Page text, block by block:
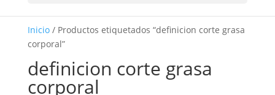
Inicio/ Productos etiquetados “definicion corte grasa
corporal”
definicion corte grasa
corporal